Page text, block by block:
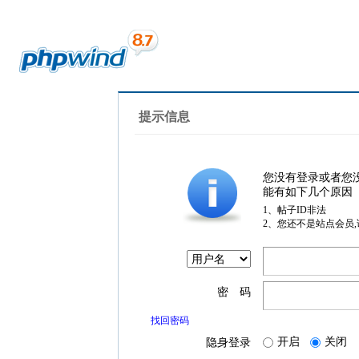
提示信息
您没有登录或者您
能有如下几个原因
1、帖子ID非法
2、您还不是站点会员
密 码
找回密码
隐身登录 开启 关闭